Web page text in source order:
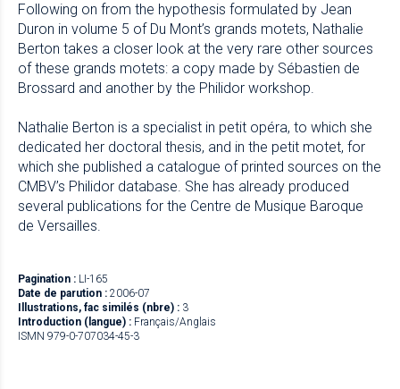
Following on from the hypothesis formulated by Jean
Duron in volume 5 of Du Mont’s grands motets, Nathalie
Berton takes a closer look at the very rare other sources
of these grands motets: a copy made by Sébastien de
Brossard and another by the Philidor workshop.
Nathalie Berton is a specialist in petit opéra, to which she
dedicated her doctoral thesis, and in the petit motet, for
which she published a catalogue of printed sources on the
CMBV’s Philidor database. She has already produced
several publications for the Centre de Musique Baroque
de Versailles.
Pagination : LI-165
Date de parution : 2006-07
Illustrations, fac similés (nbre) : 3
Introduction (langue) : Français/Anglais
ISMN 979-0-707034-45-3